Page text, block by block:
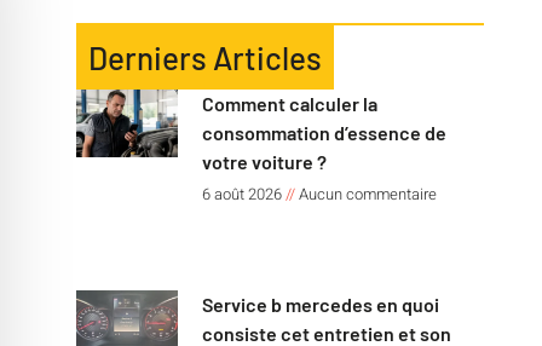
Derniers Articles
Comment calculer la
consommation d’essence de
votre voiture ?
6 août 2026
Aucun commentaire
Service b mercedes en quoi
consiste cet entretien et son